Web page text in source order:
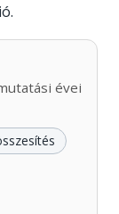
évei